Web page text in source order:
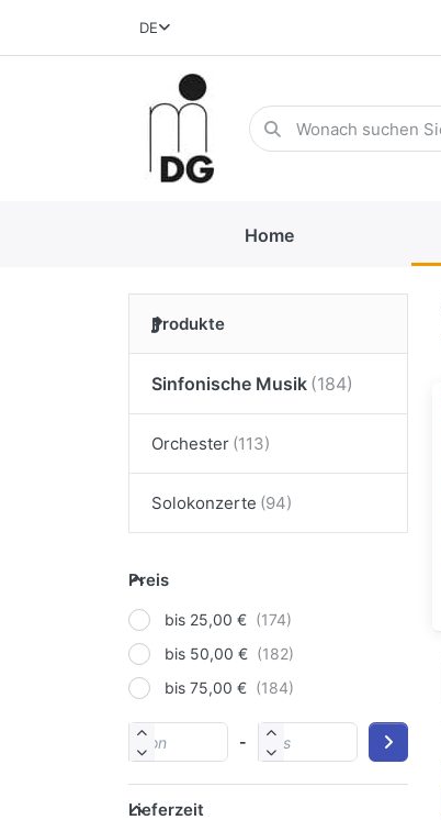
DE
Home
Produkte
Sinfonische Musik
Orchester
Solokonzerte
Preis
bis 25,00 €
bis 50,00 €
bis 75,00 €
-
Lieferzeit